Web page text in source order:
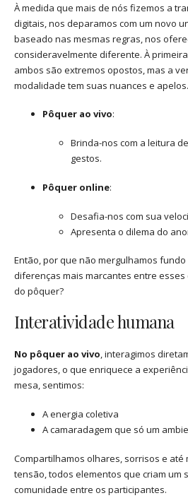
À medida que mais de nós fizemos a
digitais, nos deparamos com um novo
baseado nas mesmas regras, nos
consideravelmente diferente. À
ambos são extremos opostos, mas a
modalidade tem suas nuances e apelos.
Pôquer ao vivo:
Brinda-nos com a leitura
gestos.
Pôquer online:
Desafia-nos com sua
Apresenta o dilema do
Então, por que não mergulhamos
diferenças mais marcantes entre
do pôquer?
Interatividade humana
No pôquer ao vivo, interagimos
jogadores, o que enriquece a
mesa, sentimos:
A energia coletiva
A camaradagem que só um
Compartilhamos olhares, sorrisos e até
tensão, todos elementos que criam um
comunidade entre os participantes.